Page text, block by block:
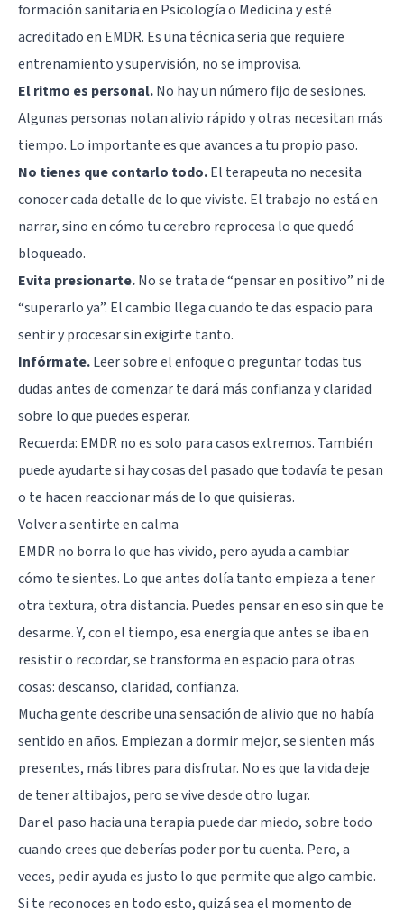
formación sanitaria en Psicología o Medicina y esté
acreditado en EMDR. Es una técnica seria que requiere
entrenamiento y supervisión, no se improvisa.
El ritmo es personal.No hay un número fijo de sesiones.
Algunas personas notan alivio rápido y otras necesitan más
tiempo. Lo importante es que avances a tu propio paso.
No tienes que contarlo todo.El terapeuta no necesita
conocer cada detalle de lo que viviste. El trabajo no está en
narrar, sino en cómo tu cerebro reprocesa lo que quedó
bloqueado.
Evita presionarte.No se trata de “pensar en positivo” ni de
“superarlo ya”. El cambio llega cuando te das espacio para
sentir y procesar sin exigirte tanto.
Infórmate.Leer sobre el enfoque o preguntar todas tus
dudas antes de comenzar te dará más confianza y claridad
sobre lo que puedes esperar.
Recuerda: EMDR no es solo para casos extremos. También
puede ayudarte si hay cosas del pasado que todavía te pesan
o te hacen reaccionar más de lo que quisieras.
Volver a sentirte en calma
EMDR no borra lo que has vivido, pero ayuda a cambiar
cómo te sientes. Lo que antes dolía tanto empieza a tener
otra textura, otra distancia. Puedes pensar en eso sin que te
desarme. Y, con el tiempo, esa energía que antes se iba en
resistir o recordar, se transforma en espacio para otras
cosas: descanso, claridad, confianza.
Mucha gente describe una sensación de alivio que no había
sentido en años. Empiezan a dormir mejor, se sienten más
presentes, más libres para disfrutar. No es que la vida deje
de tener altibajos, pero se vive desde otro lugar.
Dar el paso hacia una terapia puede dar miedo, sobre todo
cuando crees que deberías poder por tu cuenta. Pero, a
veces, pedir ayuda es justo lo que permite que algo cambie.
Si te reconoces en todo esto, quizá sea el momento de